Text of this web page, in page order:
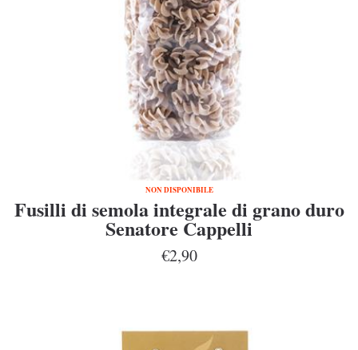
NON DISPONIBILE
Fusilli di semola integrale di grano duro
Senatore Cappelli
€2,90